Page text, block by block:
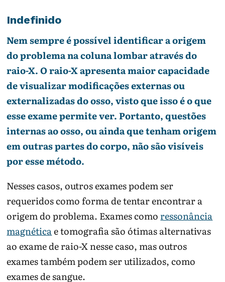
Indefinido
Nem sempre é possível identificar a origem
do problema na coluna lombar através do
raio-X. O raio-X apresenta maior capacidade
de visualizar modificações externas ou
externalizadas do osso, visto que isso é o que
esse exame permite ver. Portanto, questões
internas ao osso, ou ainda que tenham origem
em outras partes do corpo, não são visíveis
por esse método.
Nesses casos, outros exames podem ser
requeridos como forma de tentar encontrar a
origem do problema. Exames comoressonância
magnéticae tomografia são ótimas alternativas
ao exame de raio-X nesse caso, mas outros
exames também podem ser utilizados, como
exames de sangue.